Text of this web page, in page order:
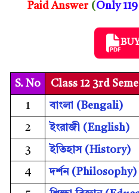
Paid Answer(Only
S. No Class 12 3rd
1 বাংলা (Bengali)
2 ইংরাজী (English)
3 ইতিহাস (History)
4 দৰ্শন (Philosophy)